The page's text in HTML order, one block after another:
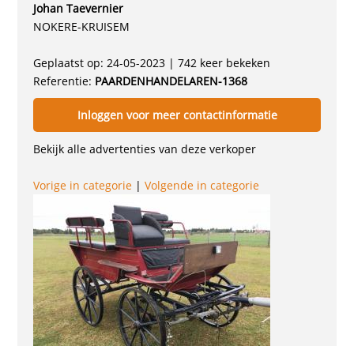
Johan Taevernier
NOKERE-KRUISEM
Geplaatst op: 24-05-2023 | 742 keer bekeken
Referentie: PAARDENHANDELAREN-1368
Inloggen voor meer contactinformatie
Bekijk alle advertenties van deze verkoper
Vorige in categorie |Volgende in categorie